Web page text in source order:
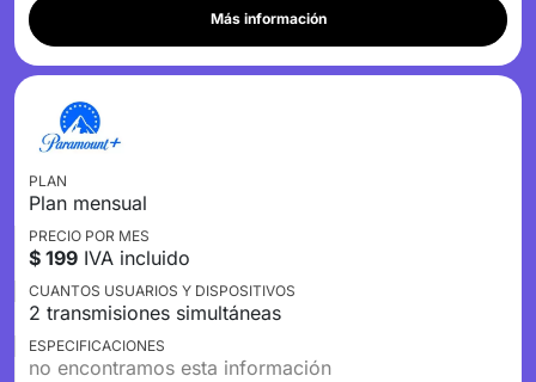
Más información
PLAN
Plan mensual
PRECIO POR MES
$ 199 IVA incluido
CUANTOS USUARIOS Y DISPOSITIVOS
2 transmisiones simultáneas
ESPECIFICACIONES
no encontramos esta información